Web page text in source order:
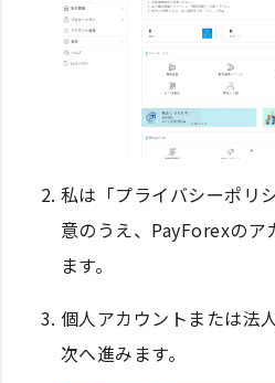
私は「プライバシーポリ
意のうえ、PayForexの
ます。
個人アカウントまたは法
次へ進みます。